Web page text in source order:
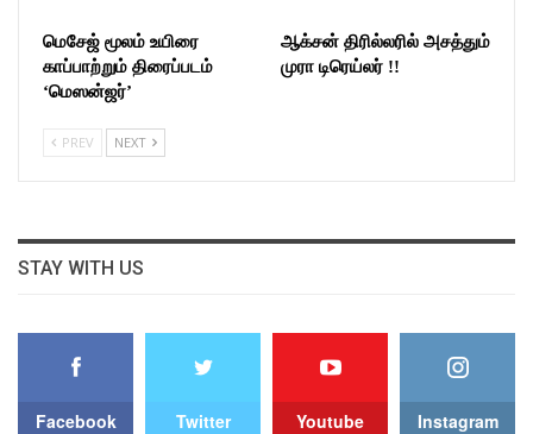
மெசேஜ் மூலம் உயிரை
காப்பாற்றும் திரைப்படம்
‘மெஸன்ஜர்’
ஆக்சன் திரில்லரில் அசத்தும்
முரா டிரெய்லர் !!
PREV NEXT
STAY WITH US
Facebook Twitter Youtube Instagram